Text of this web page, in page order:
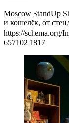
Moscow StandUp
и кошелёк, от
https://schema.org/
657102 1817